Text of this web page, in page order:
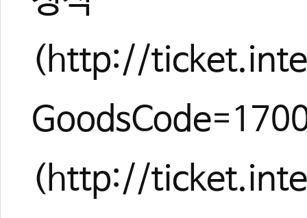
(http://
(http://